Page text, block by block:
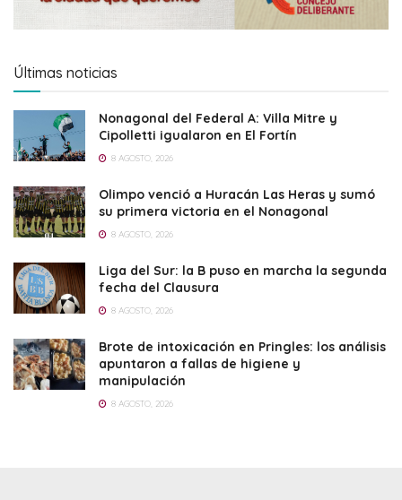
Últimas noticias
Nonagonal del Federal A: Villa Mitre y
Cipolletti igualaron en El Fortín
8 AGOSTO, 2026
Olimpo venció a Huracán Las Heras y sumó
su primera victoria en el Nonagonal
8 AGOSTO, 2026
Liga del Sur: la B puso en marcha la segunda
fecha del Clausura
8 AGOSTO, 2026
Brote de intoxicación en Pringles: los análisis
apuntaron a fallas de higiene y
manipulación
8 AGOSTO, 2026